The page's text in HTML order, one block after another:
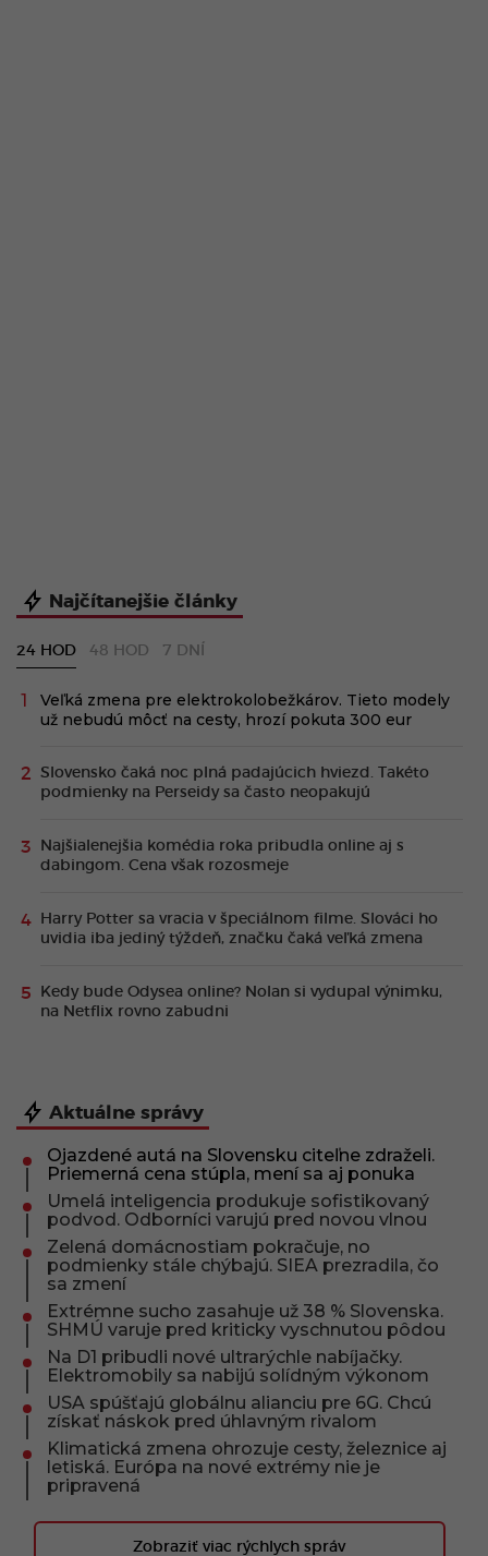
Najčítanejšie články
24 HOD 48 HOD 7 DNÍ
Veľká zmena pre elektrokolobežkárov. Tieto modely
už nebudú môcť na cesty, hrozí pokuta 300 eur
Slovensko čaká noc plná padajúcich hviezd. Takéto
podmienky na Perseidy sa často neopakujú
Najšialenejšia komédia roka pribudla online aj s
dabingom. Cena však rozosmeje
Harry Potter sa vracia v špeciálnom filme. Slováci ho
uvidia iba jediný týždeň, značku čaká veľká zmena
Kedy bude Odysea online? Nolan si vydupal výnimku,
na Netflix rovno zabudni
Aktuálne správy
Ojazdené autá na Slovensku citeľne zdraželi.
Priemerná cena stúpla, mení sa aj ponuka
Umelá inteligencia produkuje sofistikovaný
podvod. Odborníci varujú pred novou vlnou
Zelená domácnostiam pokračuje, no
podmienky stále chýbajú. SIEA prezradila, čo
sa zmení
Extrémne sucho zasahuje už 38 % Slovenska.
SHMÚ varuje pred kriticky vyschnutou pôdou
Na D1 pribudli nové ultrarýchle nabíjačky.
Elektromobily sa nabijú solídným výkonom
USA spúšťajú globálnu alianciu pre 6G. Chcú
získať náskok pred úhlavným rivalom
Klimatická zmena ohrozuje cesty, železnice aj
letiská. Európa na nové extrémy nie je
pripravená
Zobraziť viac rýchlych správ